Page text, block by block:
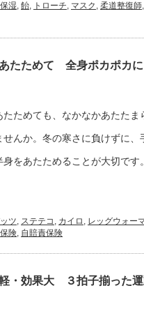
保湿, 飴, トローチ, マスク , 柔道整復師,
たためて 全身ポカポカに
たためても、なかなかあたた
んか。冬の寒さに負けずに、
をあたためることが大切です。
ツ, ステテコ , カイロ , レッグウォー
険, 自賠責保険
・効果大 ３拍子揃った運